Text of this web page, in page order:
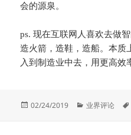
会的源泉。
ps. 现在互联网人喜欢去做
造火箭，造鞋，造船。本质
入到制造业中去，用更高效
发
02/24/2019
分
业界评论